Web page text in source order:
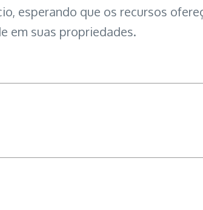
esperando que os recursos
em suas propriedades.